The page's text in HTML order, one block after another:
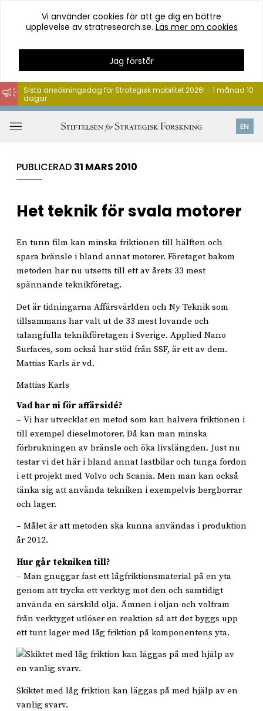
Hoppa
till
innehåll
Vi använder cookies för att ge dig en bättre
upplevelse av stratresearch.se. Läs mer om cookies
Jag förstår
EN
Sista ansökningsdag för Strategisk mobilitet 2026! - 1 månad 10
dagar
PUBLICERAD 31 MARS 2010
Het teknik för svala motorer
En tunn film kan minska friktionen till hälften och
spara bränsle i bland annat motorer. Företaget bakom
metoden har nu utsetts till ett av årets 33 mest
spännande teknikföretag.
Det är tidningarna Affärsvärlden och Ny Teknik som
tillsammans har valt ut de 33 mest lovande och
talangfulla teknikföretagen i Sverige. Applied Nano
Surfaces, som också har stöd från SSF, är ett av dem.
Mattias Karls är vd.
Mattias Karls
Vad har ni för affärsidé?
– Vi har utvecklat en metod som kan halvera friktionen i
till exempel dieselmotorer. Då kan man minska
förbrukningen av bränsle och öka livslängden. Just nu
testar vi det här i bland annat lastbilar och tunga fordon
i ett projekt med Volvo och Scania. Men man kan också
tänka sig att använda tekniken i exempelvis bergborrar
och lager.
– Målet är att metoden ska kunna användas i produktion
år 2012.
Hur går tekniken till?
– Man gnuggar fast ett lågfriktionsmaterial på en yta
genom att trycka ett verktyg mot den och samtidigt
använda en särskild olja. Ämnen i oljan och volfram
från verktyget utlöser en reaktion så att det byggs upp
ett tunt lager med låg friktion på komponentens yta.
Skiktet med låg friktion kan läggas på med hjälp av en
vanlig svarv.